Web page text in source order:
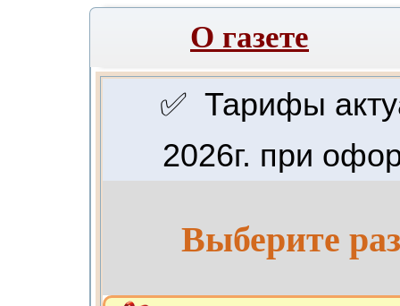
О газете
✅ Тарифы
2026г. при
Выберите